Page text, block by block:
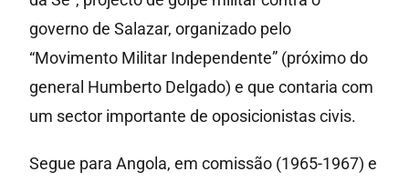
governo de Salazar, organizado pelo
“Movimento Militar Independente” (próximo do
general Humberto Delgado) e que contaria com
um sector importante de oposicionistas civis.
Segue para Angola, em comissão (1965-1967) e